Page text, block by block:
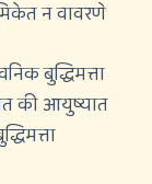
न वावरणे
बुद्धिमत्ता
की आयुष्यात